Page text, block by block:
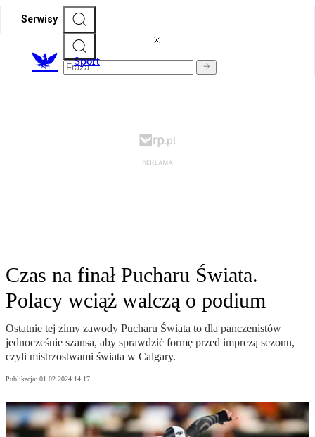
Serwisy
Sport
Czas na finał Pucharu Świata.
Polacy wciąż walczą o podium
Ostatnie tej zimy zawody Pucharu Świata to dla panczenistów
jednocześnie szansa, aby sprawdzić formę przed imprezą sezonu,
czyli mistrzostwami świata w Calgary.
Publikacja: 01.02.2024 14:17